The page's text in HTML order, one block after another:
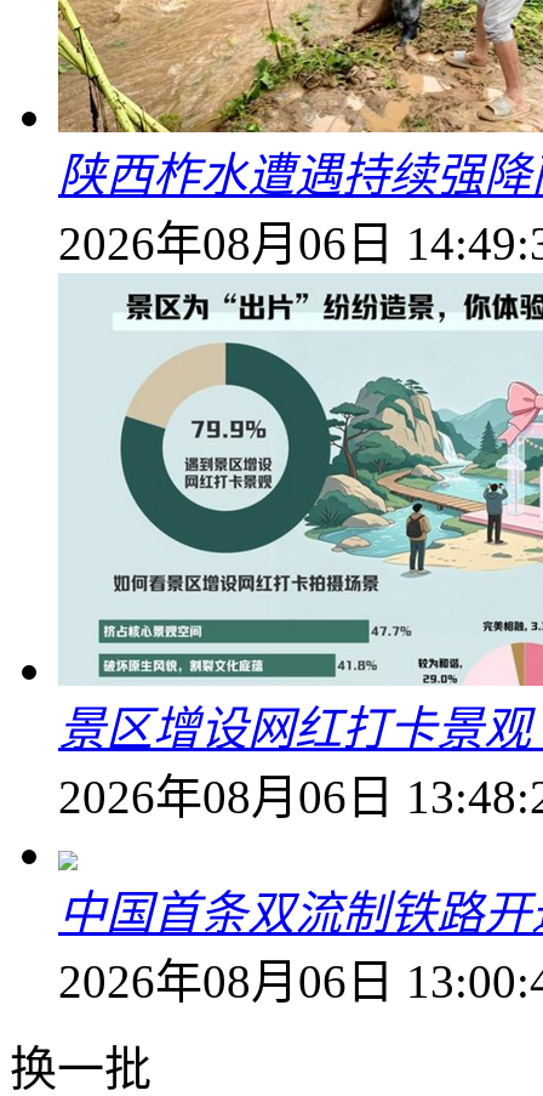
陕西柞水遭遇持续强
2026年08月06日
景区增设网红打卡景
2026年08月06日
中国首条双流制铁路
2026年08月06日
换一批